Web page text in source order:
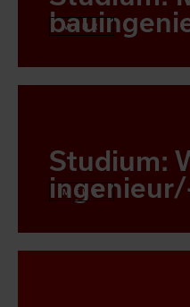
MEHR
Studium:
MEHR